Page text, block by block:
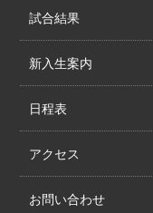
試合結果
新入生案内
日程表
アクセス
お問い合わせ